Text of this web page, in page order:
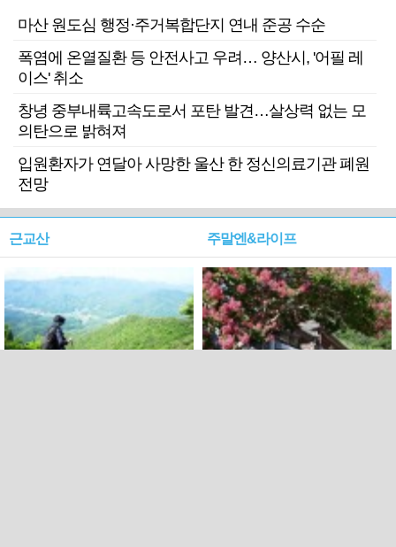
마산 원도심 행정·주거복합단지 연내 준공 수순
폭염에 온열질환 등 안전사고 우려… 양산시, '어필 레
이스' 취소
창녕 중부내륙고속도로서 포탄 발견…살상력 없는 모
의탄으로 밝혀져
입원환자가 연달아 사망한 울산 한 정신의료기관 폐원
전망
근교산 주말엔&라이프